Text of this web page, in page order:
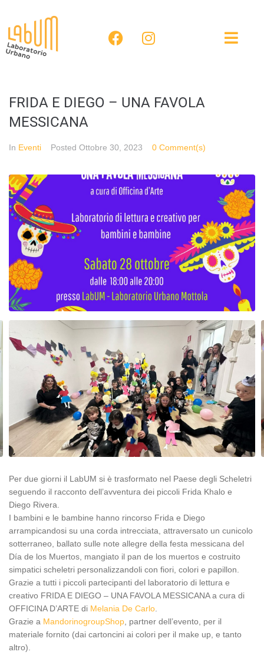
FRIDA E DIEGO – UNA FAVOLA
MESSICANA
In Eventi Posted Ottobre 30, 2023 0 Comment(s)
Per due giorni il LabUM si è trasformato nel Paese degli Scheletri
seguendo il racconto dell’avventura dei piccoli Frida Khalo e
Diego Rivera.
I bambini e le bambine hanno rincorso Frida e Diego
arrampicandosi su una corda intrecciata, attraversato un cunicolo
sotterraneo, ballato sulle note allegre della festa messicana del
Día de los Muertos, mangiato il pan de los muertos e costruito
simpatici scheletri personalizzandoli con fiori, colori e papillon.
Grazie a tutti i piccoli partecipanti del laboratorio di lettura e
creativo FRIDA E DIEGO – UNA FAVOLA MESSICANA a cura di
OFFICINA D’ARTE di Melania De Carlo.
Grazie a MandorinogroupShop, partner dell’evento, per il
materiale fornito (dai cartoncini ai colori per il make up, e tanto
altro).